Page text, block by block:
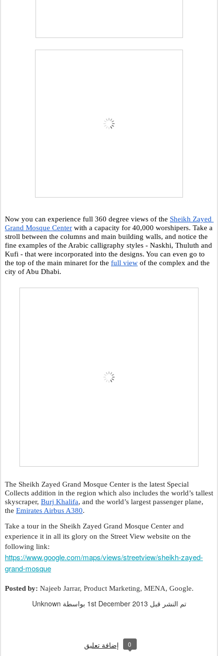
Now you can experience full 360 degree views of the Sheikh Zayed
Grand Mosque Center with a capacity for 40,000 worshipers. Take a
stroll between the columns and main building walls, and notice the
fine examples of the Arabic calligraphy styles - Naskhi, Thuluth and
Kufi - that were incorporated into the designs. You can even go to
the top of the main minaret for the full view of the complex and the
city of Abu Dhabi.
The Sheikh Zayed Grand Mosque Center is the latest Special
Collects addition in the region which also includes the world’s tallest
skyscraper, Burj Khalifa, and the world’s largest passenger plane,
the Emirates Airbus A380.
Take a tour in the Sheikh Zayed Grand Mosque Center and
experience it in all its glory on the Street View website on the
https://www.google.com/maps/views/streetview/sheikh-zayed-
grand-mosque
Posted by: Najeeb Jarrar, Product Marketing, MENA, Google.
تم النشر قبل 1st December 2013 بواسطة Unknown
0 إضافة تعليق